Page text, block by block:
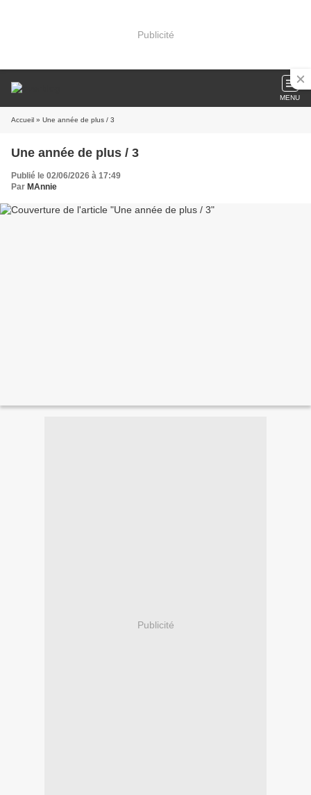
Publicité
MENU
Accueil » Une année de plus / 3
Une année de plus / 3
Publié le 02/06/2026 à 17:49
Par MAnnie
Publicité